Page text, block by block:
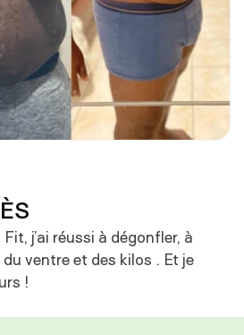
j’ai réussi à dégonfler, à
du ventre et des kilos . Et je
!